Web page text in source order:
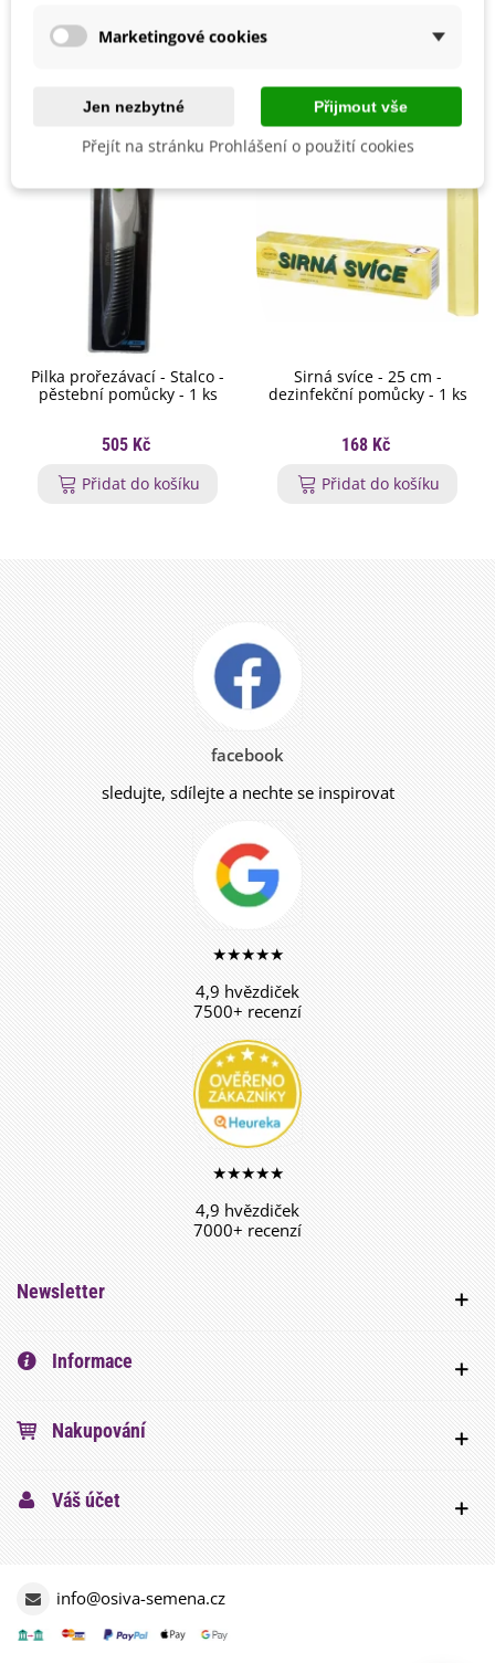
Mohlo by se také hodit
Pilka prořezávací - Stalco -
pěstební pomůcky - 1 ks
505 Kč
Přidat do košíku
Sirná svíce - 25 cm -
dezinfekční pomůcky - 1 ks
168 Kč
Přidat do košíku
facebook
sledujte, sdílejte a nechte se inspirovat
★★★★★
4,9 hvězdiček
7500+ recenzí
★★★★★
4,9 hvězdiček
7000+ recenzí
Newsletter
Informace
Nakupování
Váš účet
info@osiva-semena.cz
Marketingové cookies
Jen nezbytné Přijmout vše
Přejít na stránku Prohlášení o použití cookies